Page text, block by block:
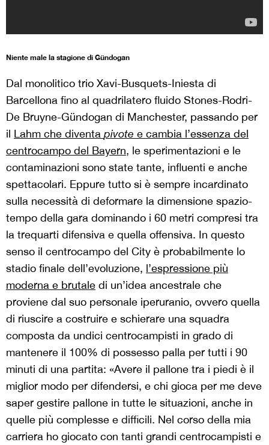
Niente male la stagione di Gündogan
Dal monolitico trio Xavi-Busquets-Iniesta di
Barcellona fino al quadrilatero fluido Stones-Rodri-
De Bruyne-Gündogan di Manchester, passando per
il Lahm che diventa pivote e cambia l’essenza del
centrocampo del Bayern, le sperimentazioni e le
contaminazioni sono state tante, influenti e anche
spettacolari. Eppure tutto si è sempre incardinato
sulla necessità di deformare la dimensione spazio-
tempo della gara dominando i 60 metri compresi tra
la trequarti difensiva e quella offensiva. In questo
senso il centrocampo del City è probabilmente lo
stadio finale dell’evoluzione, l’espressione più
moderna e brutale di un’idea ancestrale che
proviene dal suo personale iperuranio, ovvero quella
di riuscire a costruire e schierare una squadra
composta da undici centrocampisti in grado di
mantenere il 100% di possesso palla per tutti i 90
minuti di una partita: «Avere il pallone tra i piedi è il
miglior modo per difendersi, e chi gioca per me deve
saper gestire pallone in tutte le situazioni, anche in
quelle più complesse e difficili. Nel corso della mia
carriera ho giocato con tanti grandi centrocampisti e